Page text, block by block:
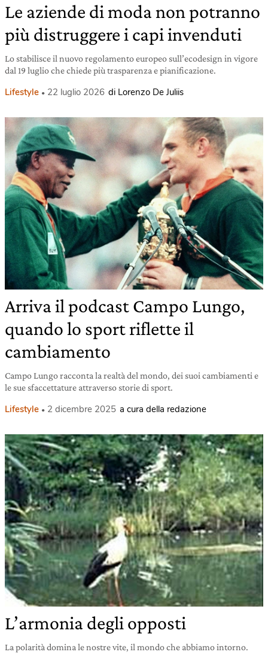
Le aziende di moda non potranno
più distruggere i capi invenduti
Lo stabilisce il nuovo regolamento europeo sull’ecodesign in vigore
dal 19 luglio che chiede più trasparenza e pianificazione.
Lifestyle 22 luglio 2026 di Lorenzo De Juliis
Arriva il podcast Campo Lungo,
quando lo sport riflette il
cambiamento
Campo Lungo racconta la realtà del mondo, dei suoi cambiamenti e
le sue sfaccettature attraverso storie di sport.
Lifestyle 2 dicembre 2025 a cura della redazione
L’armonia degli opposti
La polarità domina le nostre vite, il mondo che abbiamo intorno.